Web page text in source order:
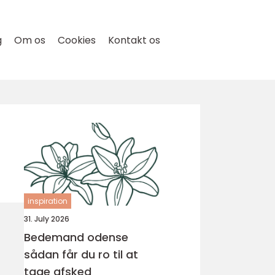
Om os Cookies Kontakt os
inspiration
31. July 2026
Bedemand odense
sådan får du ro til at
tage afsked